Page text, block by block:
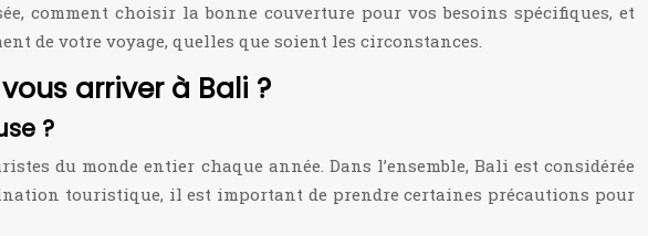
comment choisir la bonne couverture pour vos besoins spécifiques, et
de votre voyage, quelles que soient les circonstances.
arriver à Bali ?
?
du monde entier chaque année. Dans l’ensemble, Bali est considérée
touristique, il est important de prendre certaines précautions pour